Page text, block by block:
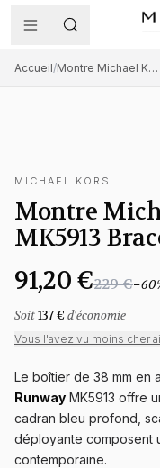
Accueil/ Montre Michael Kors femme
MICHAEL KORS
Montre
MK5913
91,20 €229 €−60
Soit137 € d'économie
Vous l'avez vu moins cher
Le boîtier de 38 mm en
Runway MK5913 offre
cadran bleu profond,
déployante composent
contemporaine.